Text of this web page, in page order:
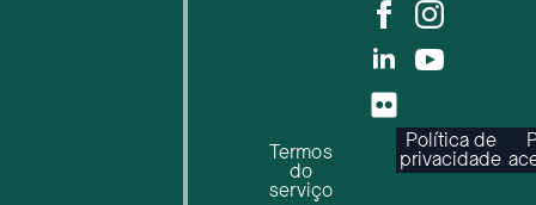
Termos
do
serviço
Política de
privacidade